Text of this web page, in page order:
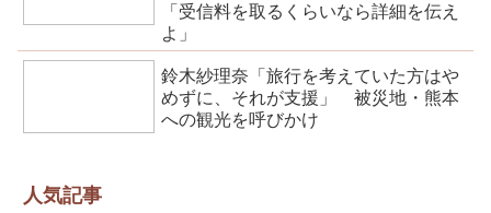
「受信料を取るくらいなら詳細を伝え
よ」
鈴木紗理奈「旅行を考えていた方はや
めずに、それが支援」 被災地・熊本
への観光を呼びかけ
人気記事